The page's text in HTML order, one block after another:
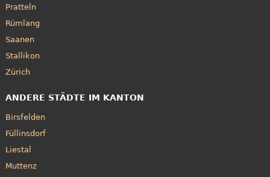
Pratteln
Rümlang
Saanen
Stallikon
Zürich
ANDERE STÄDTE IM KANTON
Birsfelden
Füllinsdorf
Liestal
Muttenz